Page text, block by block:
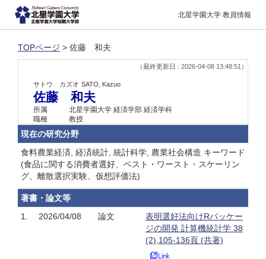
北星学園大学 教員情報
TOPページ > 佐藤 和夫
（最終更新日 : 2026-04-08 13:48:51）
サトウ カズオ SATO, Kazuo
佐藤 和夫
所属
北星学園大学 経済学部 経済学科
職種
教授
現在の研究分野
食料農業経済, 経済統計, 統計科学, 農業社会構造 キーワード
(食品に関する消費者選好、ベスト・ワースト・スケーリン
グ、離散選択実験、仮想評価法)
著書・論文等
1.
2026/04/08 論文
表明選好法向けRパッケー
ジの開発 計算機統計学 38
(2),105-136頁 (共著)